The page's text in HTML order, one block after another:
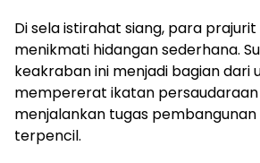
Di sela istirahat siang, para
menikmati hidangan sederhana.
keakraban ini menjadi bagian dari
mempererat ikatan
menjalankan tugas
terpencil.